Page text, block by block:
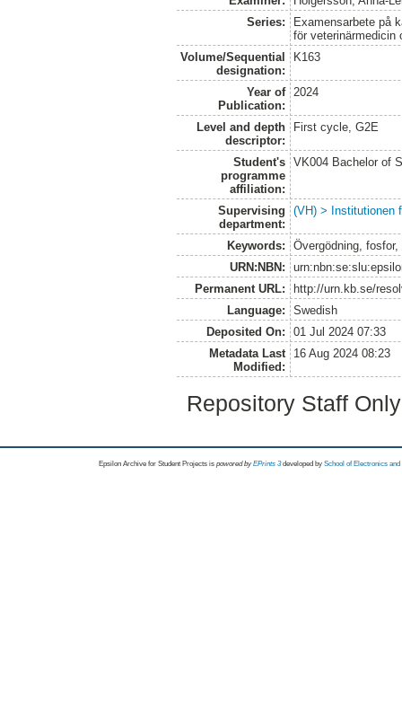
Series:
Examensarbete på
för veterinärmedicin
Volume/Sequential
designation:
K163
Year of
Publication:
2024
Level and depth
descriptor:
First cycle, G2E
Student's
programme
affiliation:
VK004 Bachelor of
Supervising
department:
(VH) > Institutionen
Keywords:
Övergödning,
URN:NBN:
Permanent URL:
http://urn.kb.se/
Language:
Swedish
Deposited On:
01 Jul 2024 07:33
Metadata Last
Modified:
16 Aug 2024 08:23
Repository Staff
Epsilon Archive for Student Projects is powored byEPrints 3 developed by School of Electronics